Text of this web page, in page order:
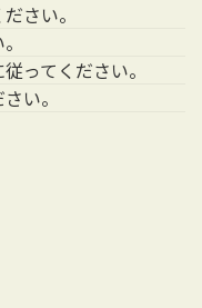
さい。
ってください。
い。